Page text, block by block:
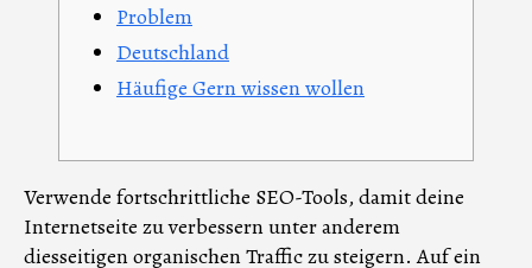
Problem
Deutschland
Häufige Gern wissen wollen
Verwende fortschrittliche SEO-Tools, damit deine
Internetseite zu verbessern unter anderem
diesseitigen organischen Traffic zu steigern. Auf ein